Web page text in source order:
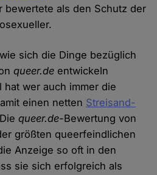
bewertete als den Schutz der
sich die Dinge bezüglich
queer.de entwickeln
wer auch immer die
einen netten Streisand-
queer.de-Bewertung von
größten queerfeindlichen
Anzeige so oft in den
sie sich erfolgreich als